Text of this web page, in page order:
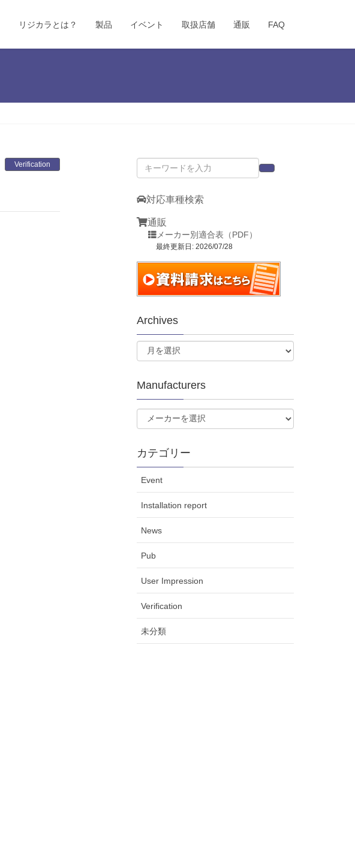
リジカラとは？ 製品 イベント 取扱店舗 通販 FAQ
Verification
対応車種検索
通販
メーカー別適合表（PDF）
最終更新日: 2026/07/28
Archives
Manufacturers
カテゴリー
Event
Installation report
News
Pub
User Impression
Verification
未分類